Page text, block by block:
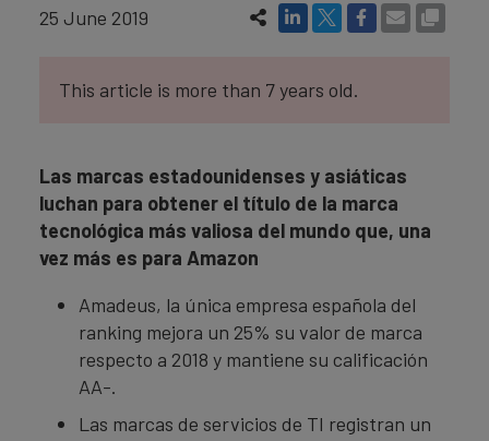
25 June 2019
This article is more than 7 years old.
Las marcas estadounidenses y asiáticas
luchan para obtener el título de la marca
tecnológica más valiosa del mundo que, una
vez más es para Amazon
Amadeus, la única empresa española del
ranking mejora un 25% su valor de marca
respecto a 2018 y mantiene su calificación
AA-.
Las marcas de servicios de TI registran un